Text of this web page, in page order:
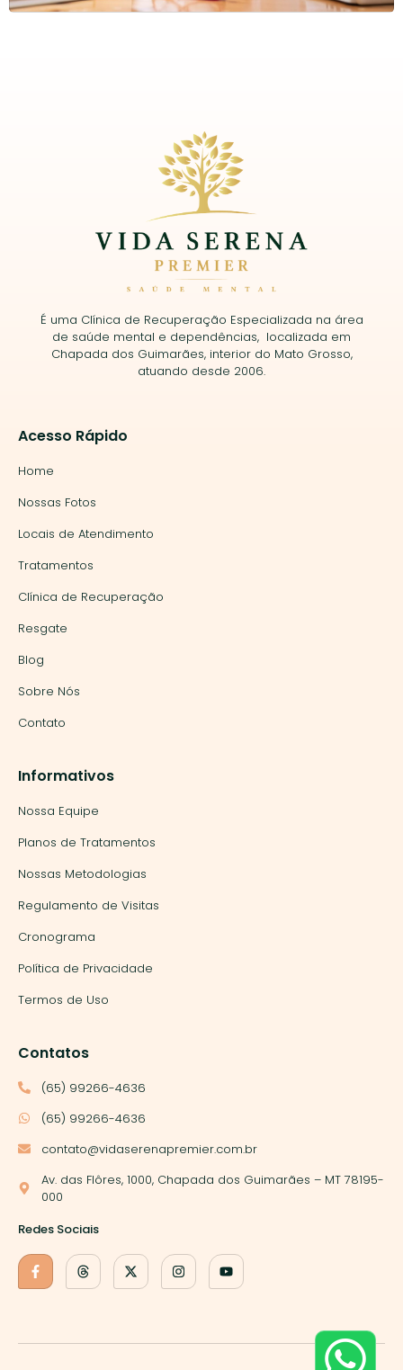
É uma Clínica de Recuperação Especializada na área
de saúde mental e dependências, localizada em
Chapada dos Guimarães, interior do Mato Grosso,
atuando desde 2006.
Acesso Rápido
Home
Nossas Fotos
Locais de Atendimento
Tratamentos
Clínica de Recuperação
Resgate
Blog
Sobre Nós
Contato
Informativos
Nossa Equipe
Planos de Tratamentos
Nossas Metodologias
Regulamento de Visitas
Cronograma
Política de Privacidade
Termos de Uso
Contatos
(65) 99266-4636
(65) 99266-4636
contato@vidaserenapremier.com.br
Av. das Flôres, 1000, Chapada dos Guimarães – MT 78195-
000
Redes Sociais
experiência em nosso site. Se você continua a usar este site,